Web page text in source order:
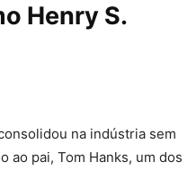
Henry S.
na indústria sem
ao pai, Tom Hanks, um dos